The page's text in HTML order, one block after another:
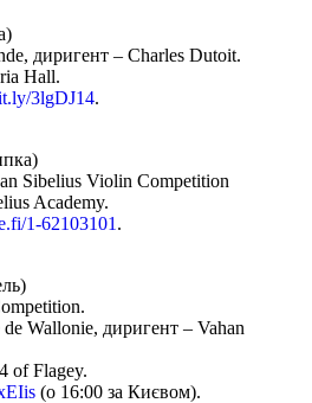
диригент – Charles Dutoit.
Hall.
3lgDJ14.
Sibelius Violin Competition
Academy.
1-62103101 .
Wallonie, диригент – Vahan
of Flagey.
(о 16:00 за Києвом).